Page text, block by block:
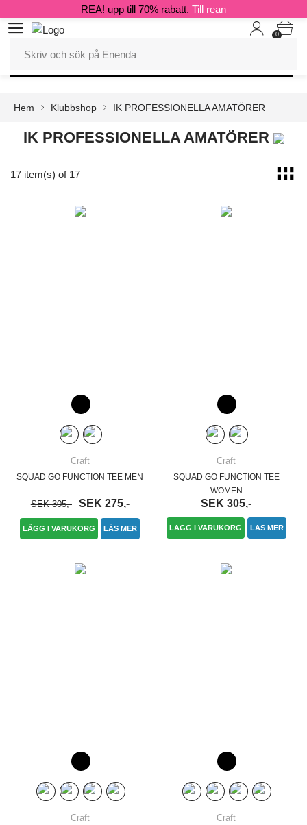
0
REA! upp till 70% rabatt. Till rean
Hem Klubbshop IK PROFESSIONELLA AMATÖRER
IK PROFESSIONELLA AMATÖRER
17 item(s) of 17
Craft
SQUAD GO FUNCTION TEE MEN
SEK 305,- SEK 275,-
LÄGG I VARUKORG LÄS MER
Craft
SQUAD GO FUNCTION TEE
WOMEN
SEK 305,-
LÄGG I VARUKORG LÄS MER
Craft Craft